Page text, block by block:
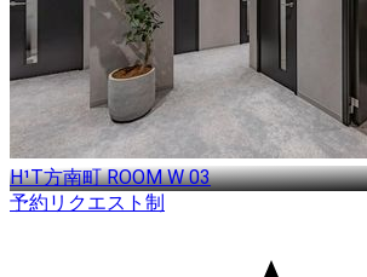
H¹T方南町 ROOM W 03
予約リクエスト制